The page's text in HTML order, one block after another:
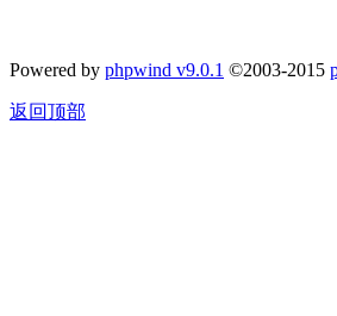
Powered by phpwind v9.0.1 ©2003-2015
返回顶部